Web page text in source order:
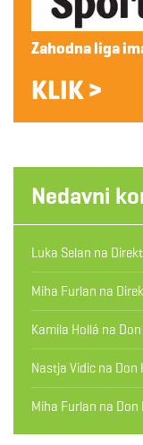
Zahodna liga
KLIK >
Nedavni
Luka Selan na
Miha Furlan na
Kamila Hollá na
Nastja Vidic na Don
Miha Furlan na Don